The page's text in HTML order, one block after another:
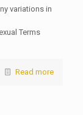
variations in
Terms
Read more